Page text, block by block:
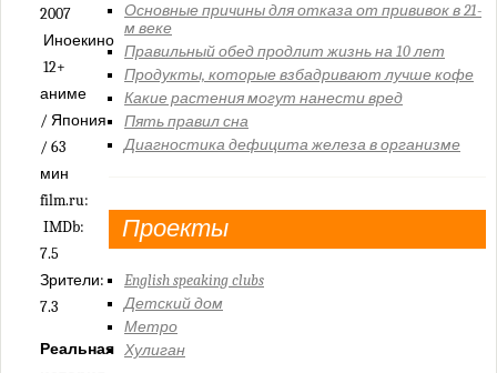
2007
Иноекино
12+
аниме
/ Япония
/ 63
мин
film.ru:
IMDb:
7.5
Зрители:
7.3
Реальная
Основные причины для отказа от прививок в 21-
м веке
Правильный обед продлит жизнь на 10 лет
Продукты, которые взбадривают лучше кофе
Какие растения могут нанести вред
Пять правил сна
Диагностика дефицита железа в организме
Проекты
English speaking clubs
Детский дом
Метро
Хулиган